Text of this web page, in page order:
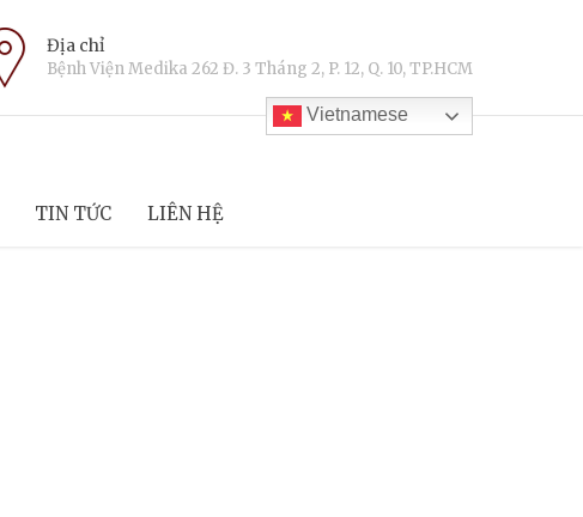
Địa chỉ
Bệnh Viện Medika 262 Đ. 3 Tháng 2, P. 12, Q. 10, TP.HCM
Vietnamese
TIN TỨC LIÊN HỆ